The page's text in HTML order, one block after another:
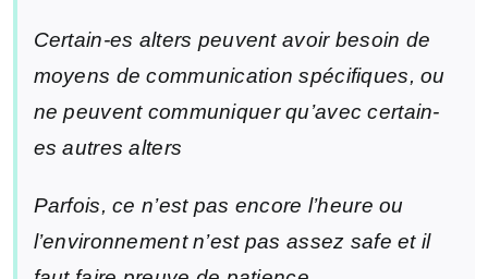
Certain-es alters peuvent avoir besoin de
moyens de communication spécifiques, ou
ne peuvent communiquer qu’avec certain-
es autres alters
Parfois, ce n’est pas encore l’heure ou
l’environnement n’est pas assez safe et il